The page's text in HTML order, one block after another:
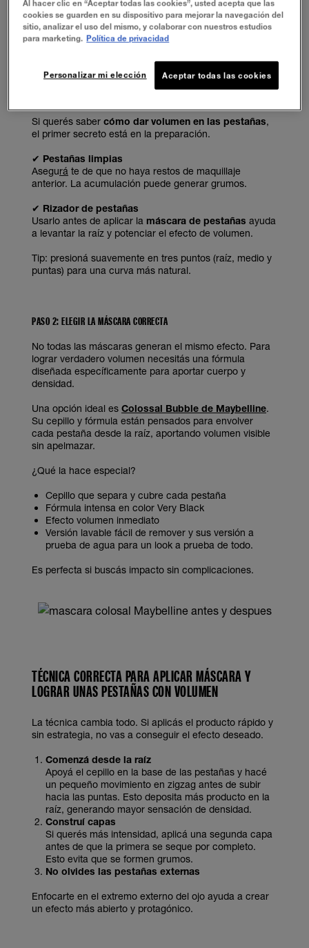
Curvatura que abra la mirada
El objetivo es que las pestañas se vean más llenas sin
perder definición.
Si querés saber cómo dar volumen en las pestañas,
el primer secreto está en la preparación.
✔ Pestañas limpias
Asegurá te de que no haya restos de maquillaje
anterior. La acumulación puede generar grumos.
✔ Rizador de pestañas
Usarlo antes de aplicar la máscara de pestañas ayuda
a levantar la raíz y potenciar el efecto de volumen.
Tip: presioná suavemente en tres puntos (raíz, medio y
puntas) para una curva más natural.
PASO 2: ELEGIR LA MÁSCARA CORRECTA
No todas las máscaras generan el mismo efecto. Para
lograr verdadero volumen necesitás una fórmula
diseñada específicamente para aportar cuerpo y
densidad.
Una opción ideal es Colossal Bubble de Maybelline.
Su cepillo y fórmula están pensados para envolver
cada pestaña desde la raíz, aportando volumen visible
sin apelmazar.
¿Qué la hace especial?
Cepillo que separa y cubre cada pestaña
Fórmula intensa en color Very Black
Efecto volumen inmediato
Versión lavable fácil de remover y sus versión a
prueba de agua para un look a prueba de todo.
Es perfecta si buscás impacto sin complicaciones.
TÉCNICA CORRECTA PARA APLICAR MÁSCARA Y
LOGRAR UNAS PESTAÑAS CON VOLUMEN
La técnica cambia todo. Si aplicás el producto rápido y
sin estrategia, no vas a conseguir el efecto deseado.
Comenzá desde la raíz
Apoyá el cepillo en la base de las pestañas y hacé
un pequeño movimiento en zigzag antes de subir
hacia las puntas. Esto deposita más producto en la
raíz, generando mayor sensación de densidad.
Construí capas
Si querés más intensidad, aplicá una segunda capa
antes de que la primera se seque por completo.
Esto evita que se formen grumos.
No olvides las pestañas externas
Enfocarte en el extremo externo del ojo ayuda a crear
un efecto más abierto y protagónico.
Al hacer clic en “Aceptar todas las cookies”, usted acepta que las
cookies se guarden en su dispositivo para mejorar la navegación del
sitio, analizar el uso del mismo, y colaborar con nuestros estudios
para marketing. Política de privacidad
Aceptar todas las cookies
Personalizar mi elección